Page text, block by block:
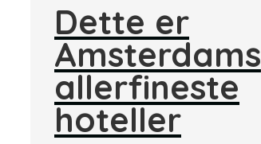
Dette er
Amsterdams
allerfineste
hoteller